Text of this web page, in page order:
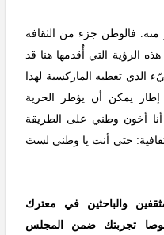
منه. فالوطن جزء من الثقافة
الرؤية التي أُقدمها هنا قد
الذي تعطيه الماركسية لهذا
يمكن أن يؤطر الحرية
أخون وطني على الطريقة
حتى أنت يا وطني لستَ
والباحثين في معترك
تجربتك ضمن المجلس